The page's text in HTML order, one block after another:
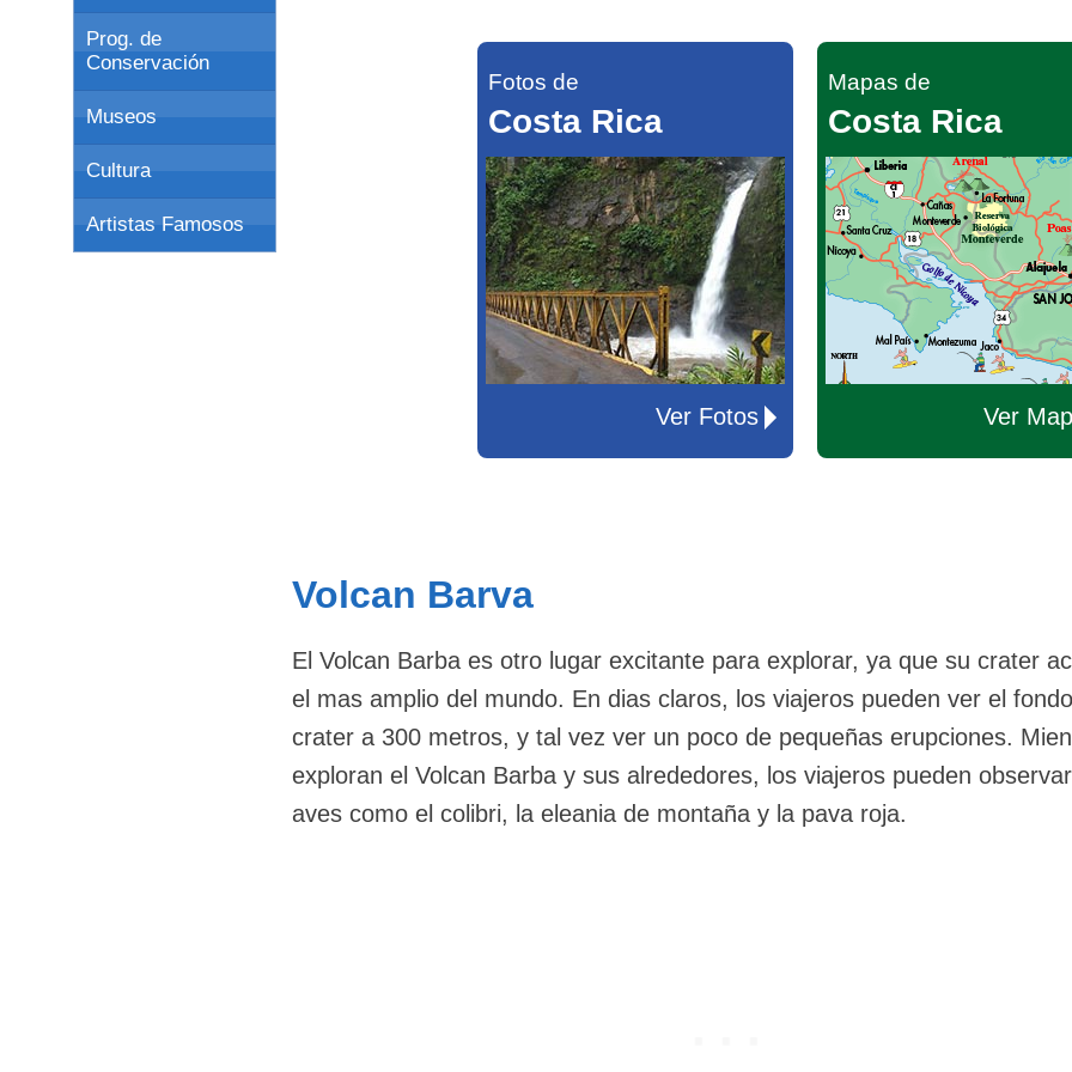
Prog. de
Conservación
Museos
Cultura
Artistas Famosos
Mapas de
Costa Rica
Ver
Fotos de
Costa Rica
Ver Fotos
Volcan Barva
El Volcan Barba es otro lugar excitante para explorar, ya que su crater
el mas amplio del mundo. En dias claros, los viajeros pueden ver el
crater a 300 metros, y tal vez ver un poco de pequeñas erupciones.
exploran el Volcan Barba y sus alrededores, los viajeros pueden
aves como el colibri, la eleania de montaña y la pava roja.